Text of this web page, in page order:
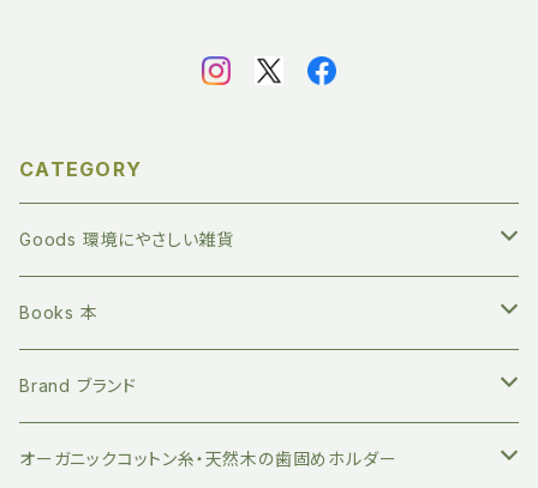
CATEGORY
Goods 環境にやさしい雑貨
繰り返し長く使える ステンレスボトル
地球にやさしい 竹歯ブラシ
持ち運びに便利 竹歯ブラシケース
小分けに便利 ベジバッグ
Books 本
絵本 赤ちゃん向け
絵本 お子さまへ
Brand ブランド
FUB ファブ
オーガニックコットン糸・天然木の歯固めホルダー